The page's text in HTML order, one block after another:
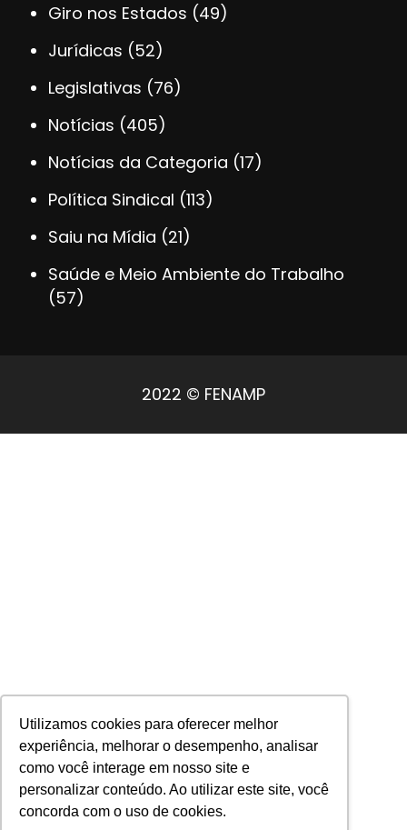
Utilizamos cookies para oferecer melhor
experiência, melhorar o desempenho, analisar
como você interage em nosso site e
personalizar conteúdo. Ao utilizar este site, você
concorda com o uso de cookies.
Giro nos Estados (49)
Jurídicas (52)
Legislativas (76)
Notícias (405)
Notícias da Categoria (17)
Política Sindical (113)
Saiu na Mídia (21)
Saúde e Meio Ambiente do Trabalho
(57)
2022 © FENAMP